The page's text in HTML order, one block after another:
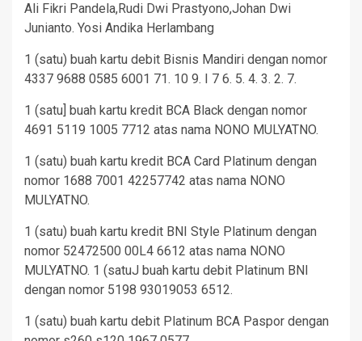
Ali Fikri Pandela,Rudi Dwi Prastyono,Johan Dwi
Junianto. Yosi Andika Herlambang
1 (satu) buah kartu debit Bisnis Mandiri dengan nomor
4337 9688 0585 6001 71. 10 9. I 7 6. 5. 4. 3. 2. 7.
1 (satu] buah kartu kredit BCA Black dengan nomor
4691 5119 1005 7712 atas nama NONO MULYATNO.
1 (satu) buah kartu kredit BCA Card Platinum dengan
nomor 1688 7001 42257742 atas nama NONO
MULYATNO.
1 (satu) buah kartu kredit BNI Style Platinum dengan
nomor 52472500 00L4 6612 atas nama NONO
MULYATNO. 1 (satuJ buah kartu debit Platinum BNI
dengan nomor 5198 93019053 6512.
1 (satu) buah kartu debit Platinum BCA Paspor dengan